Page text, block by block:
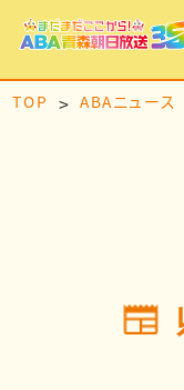
TOP ABAニュース